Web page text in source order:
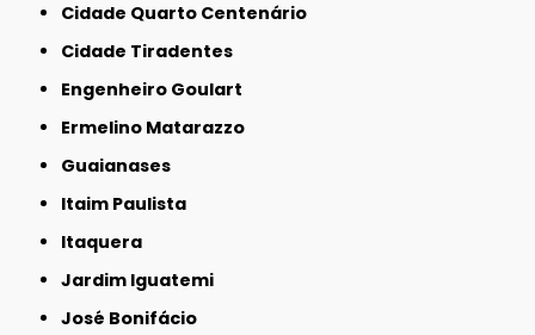
Cidade Quarto Centenário
Cidade Tiradentes
Engenheiro Goulart
Ermelino Matarazzo
Guaianases
Itaim Paulista
Itaquera
Jardim Iguatemi
José Bonifácio